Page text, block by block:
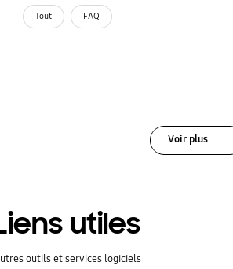
Tout FAQ
Voir plus
utiles
outils et services logiciels